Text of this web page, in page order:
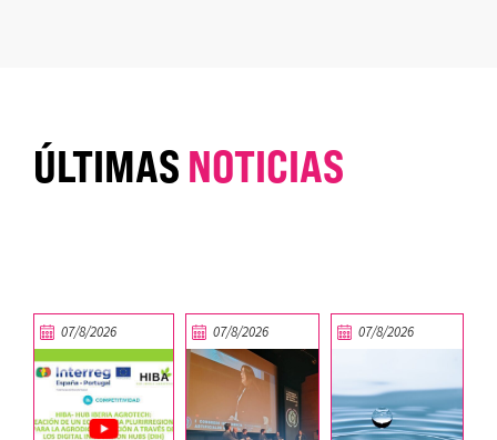
ÚLTIMAS NOTICIAS
07/8/2026 07/8/2026 07/8/2026